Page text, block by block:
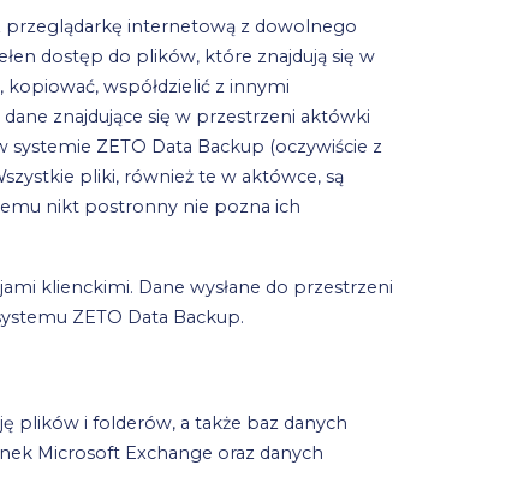
przeglądarkę internetową z dowolnego
dostęp do plików, które znajdują się w
współdzielić z innymi
znajdujące się w przestrzeni aktówki
ZETO Data Backup (oczywiście z
pliki, również te w aktówce, są
nikt postronny nie pozna ich
klienckimi. Dane wysłane do przestrzeni
ZETO Data Backup.
plików i folderów, a także baz danych
Microsoft Exchange oraz danych